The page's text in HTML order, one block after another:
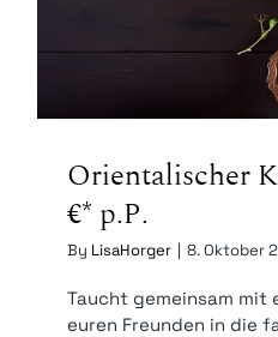
Orientalischer
€* p.P.
By LisaHorger | 8. Oktober
Taucht gemeinsam mit
euren Freunden in die